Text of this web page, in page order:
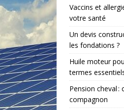
Vaccins et
votre santé
Un devis
les fondations ?
Huile moteur
termes
Pension cheval
compagnon